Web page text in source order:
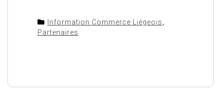
Information Commerce Liégeois
Partenaires